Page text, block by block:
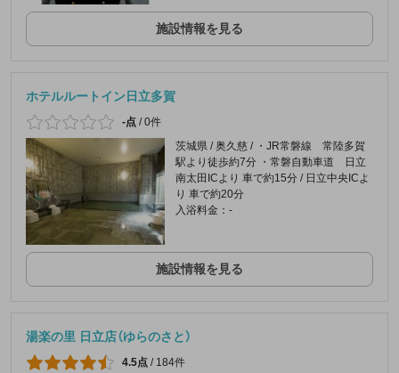
施設情報を見る
ホテルルートイン日立多賀
-点 /0件
茨城県 / 奥久慈 / ・JR常磐線 常陸多賀
駅より徒歩約7分 ・常磐自動車道 日立
南太田ICより 車で約15分 / 日立中央ICよ
り 車で約20分
入浴料金：-
施設情報を見る
湯楽の里 日立店（ゆらのさと）
4.5点 / 184件